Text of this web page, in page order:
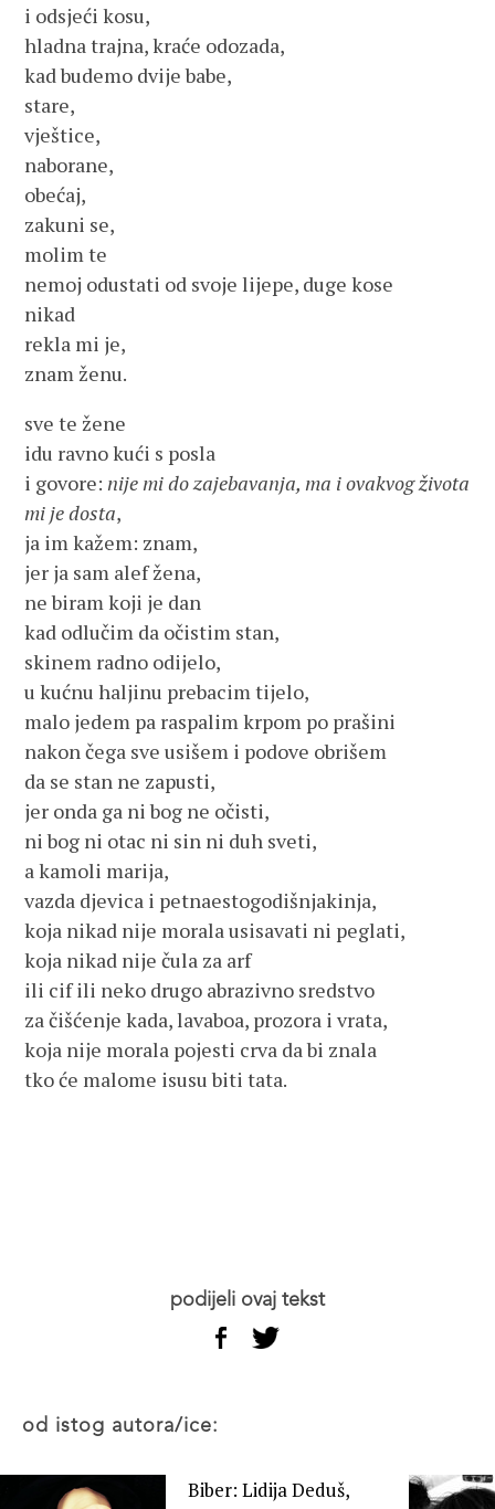
i odsjeći kosu,
hladna trajna, kraće odozada,
kad budemo dvije babe,
stare,
vještice,
naborane,
obećaj,
zakuni se,
molim te
nemoj odustati od svoje lijepe, duge kose
nikad
rekla mi je,
znam ženu.
sve te žene
idu ravno kući s posla
i govore: nije mi do zajebavanja, ma i ovakvog života
mi je dosta,
ja im kažem: znam,
jer ja sam alef žena,
ne biram koji je dan
kad odlučim da očistim stan,
skinem radno odijelo,
u kućnu haljinu prebacim tijelo,
malo jedem pa raspalim krpom po prašini
nakon čega sve usišem i podove obrišem
da se stan ne zapusti,
jer onda ga ni bog ne očisti,
ni bog ni otac ni sin ni duh sveti,
a kamoli marija,
vazda djevica i petnaestogodišnjakinja,
koja nikad nije morala usisavati ni peglati,
koja nikad nije čula za arf
ili cif ili neko drugo abrazivno sredstvo
za čišćenje kada, lavaboa, prozora i vrata,
koja nije morala pojesti crva da bi znala
tko će malome isusu biti tata.
podijeli ovaj tekst
od istog autora/ice:
Biber: Lidija Deduš,